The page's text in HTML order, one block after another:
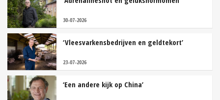
30-07-2026
‘Vleesvarkensbedrijven en geldtekort’
23-07-2026
‘Een andere kijk op China’